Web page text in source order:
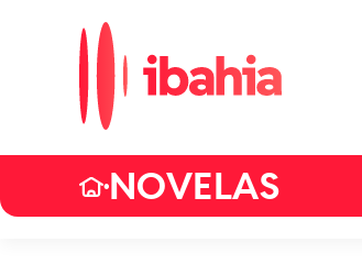
•NOVELAS